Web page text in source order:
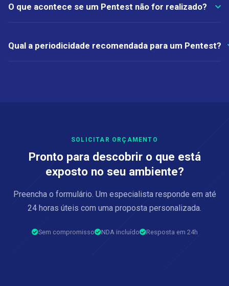
O que acontece se um Pentest não for realizado?
Qual a periodicidade recomendada para um Pentest?
SOLICITAR ORÇAMENTO
Pronto para descobrir o que está
exposto no seu ambiente?
Preencha o formulário. Um especialista responde em até
24 horas úteis com uma proposta personalizada.
Sem compromisso NDA incluído Resposta em 24h